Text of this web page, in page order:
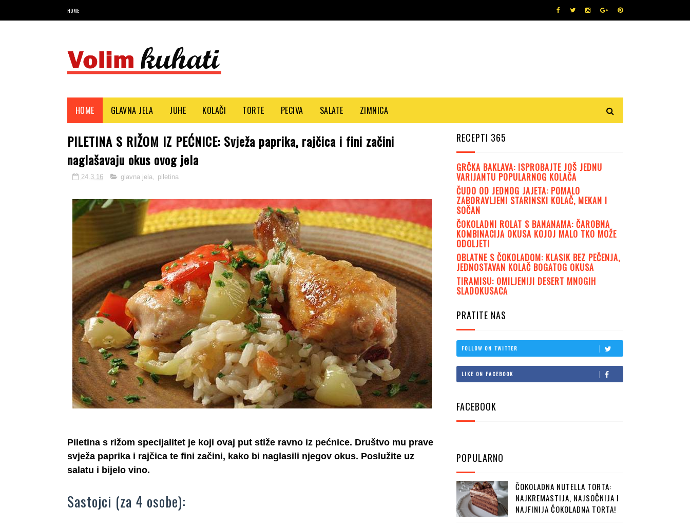
HOME
HOME GLAVNA JELA JUHE KOLAČI TORTE PECIVA SALATE ZIMNICA
PILETINA S RIŽOM IZ PEĆNICE: Svježa paprika, rajčica i fini začini
naglašavaju okus ovog jela
24.3.16 glavna jela, piletina
Piletina s rižom specijalitet je koji ovaj put stiže ravno iz pećnice. Društvo mu prave
svježa paprika i rajčica te fini začini, kako bi naglasili njegov okus. Poslužite uz
salatu i bijelo vino.
Sastojci (za 4 osobe):
RECEPTI 365
GRČKA BAKLAVA: ISPROBAJTE JOŠ JEDNU
VARIJANTU POPULARNOG KOLAČA
ČUDO OD JEDNOG JAJETA: POMALO
ZABORAVLJENI STARINSKI KOLAČ, MEKAN I
SOČAN
ČOKOLADNI ROLAT S BANANAMA: ČAROBNA
KOMBINACIJA OKUSA KOJOJ MALO TKO MOŽE
ODOLJETI
OBLATNE S ČOKOLADOM: KLASIK BEZ PEČENJA,
JEDNOSTAVAN KOLAČ BOGATOG OKUSA
TIRAMISU: OMILJENIJI DESERT MNOGIH
SLADOKUSACA
PRATITE NAS
FOLLOW ON TWITTER
LIKE ON FACEBOOK
FACEBOOK
POPULARNO
ČOKOLADNA NUTELLA TORTA:
NAJKREMASTIJA, NAJSOČNIJA I
NAJFINIJA ČOKOLADNA TORTA!